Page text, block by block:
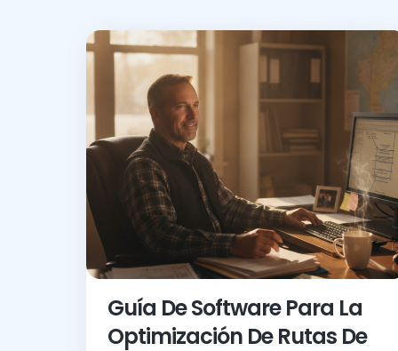
Guía De Software Para La
Optimización De Rutas De